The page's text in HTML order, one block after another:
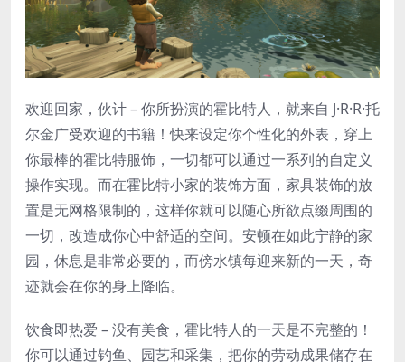
欢迎回家，伙计 – 你所扮演的霍比特人，就来自 J·R·R·托
尔金广受欢迎的书籍！快来设定你个性化的外表，穿上
你最棒的霍比特服饰，一切都可以通过一系列的自定义
操作实现。而在霍比特小家的装饰方面，家具装饰的放
置是无网格限制的，这样你就可以随心所欲点缀周围的
一切，改造成你心中舒适的空间。安顿在如此宁静的家
园，休息是非常必要的，而傍水镇每迎来新的一天，奇
迹就会在你的身上降临。
饮食即热爱 – 没有美食，霍比特人的一天是不完整的！
你可以通过钓鱼、园艺和采集，把你的劳动成果储存在